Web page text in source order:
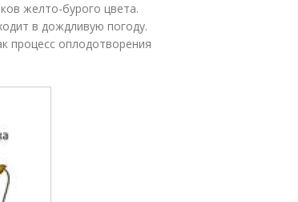
желто-бурого цвета.
в дождливую погоду.
процесс оплодотворения